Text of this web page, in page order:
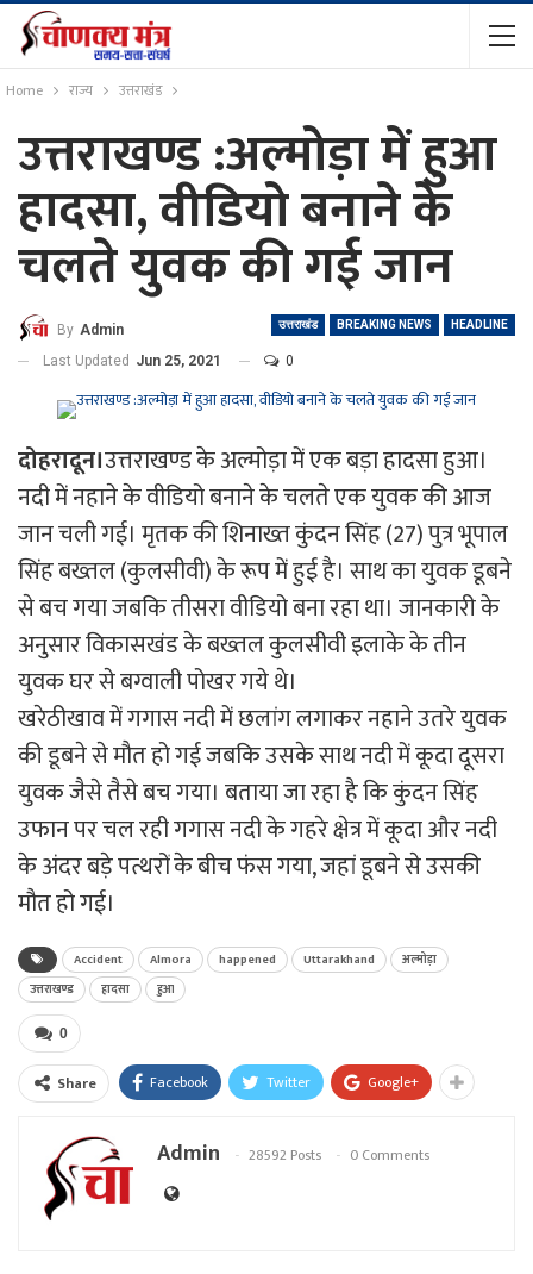
Home राज्य उत्तराखंड
उत्तराखण्ड :अल्मोड़ा में हुआ
हादसा, वीडियो बनाने के
चलते युवक की गई जान
उत्तराखंड BREAKING NEWS HEADLINE
By Admin
Last Updated Jun 25, 2021 0
दोहरादून।उत्तराखण्ड के अल्मोड़ा में एक बड़ा हादसा हुआ।
नदी में नहाने के वीडियो बनाने के चलते एक युवक की आज
जान चली गई। मृतक की शिनाख्त कुंदन सिंह (27) पुत्र भूपाल
सिंह बख्तल (कुलसीवी) के रूप में हुई है। साथ का युवक डूबने
से बच गया जबकि तीसरा वीडियो बना रहा था। जानकारी के
अनुसार विकासखंड के बख्तल कुलसीवी इलाके के तीन
युवक घर से बग्वाली पोखर गये थे।
खरेठीखाव में गगास नदी में छलांग लगाकर नहाने उतरे युवक
की डूबने से मौत हो गई जबकि उसके साथ नदी में कूदा दूसरा
युवक जैसे तैसे बच गया। बताया जा रहा है कि कुंदन सिंह
उफान पर चल रही गगास नदी के गहरे क्षेत्र में कूदा और नदी
के अंदर बड़े पत्थरों के बीच फंस गया, जहां डूबने से उसकी
मौत हो गई।
Accident Almora happened Uttarakhand
अल्मोड़ा
उत्तराखण्ड
हादसा हुआ
0
Share Facebook Twitter Google+
Admin 28592 Posts 0 Comments